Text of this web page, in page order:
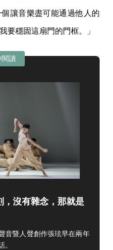
讓音樂盡可能通過他人的
要穩固這扇門的門框。」
閱讀
，沒有雜念，那就是
音暨人聲創作張玹早在兩年
。